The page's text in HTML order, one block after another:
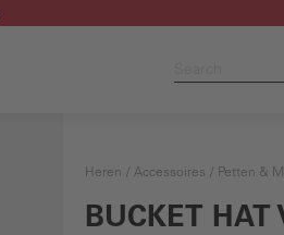
Heren Accessoires Petten &
BUCKET HAT